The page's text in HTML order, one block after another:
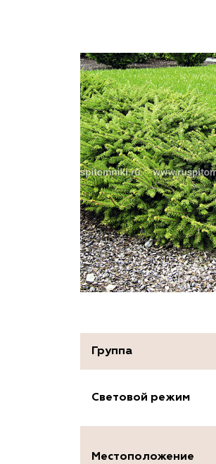
Группа
Световой режим
Местоположение